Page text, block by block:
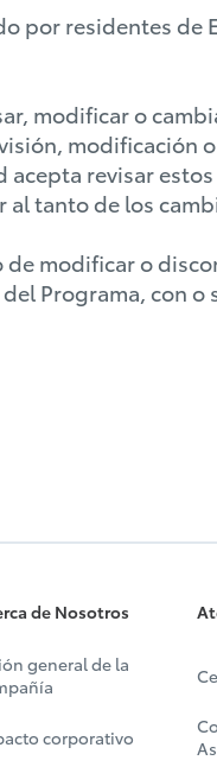
por residentes de
modificar o
modificación
revisar estos
al tanto de los
de modificar o
Programa, con o
de Nosotros
general de la
corporativo